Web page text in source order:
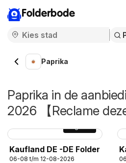
Folderbode
Paprika
Paprika in de
2026 【Reclame
Kaufland DE -DE Folder
06-08 t/m 12-08-2026